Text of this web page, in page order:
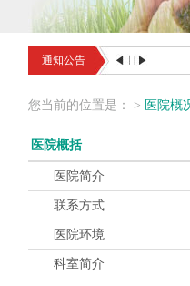
通知公告
您当前的位置是 ： > 医院概
医院概括
医院简介
联系方式
医院环境
科室简介